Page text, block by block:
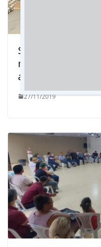
Saneamento:
máquinas e
atender milhares
27/11/2019